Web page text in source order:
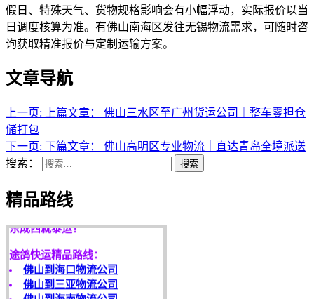
假日、特殊天气、货物规格影响会有小幅浮动，实际报价以当
日调度核算为准。有佛山南海区发往无锡物流需求，可随时咨
询获取精准报价与定制运输方案。
文章导航
上一页: 上篇文章：
佛山三水区至广州货运公司｜整车零担仓
储打包
下一页: 下篇文章：
佛山高明区专业物流｜直达青岛全境派送
搜索：
搜索
精品路线
天开地辟宏基，
东成西就泰运！
途鸽快运精品路线：
佛山到海口物流公司
佛山到三亚物流公司
佛山到海南物流公司
佛山到南宁物流公司